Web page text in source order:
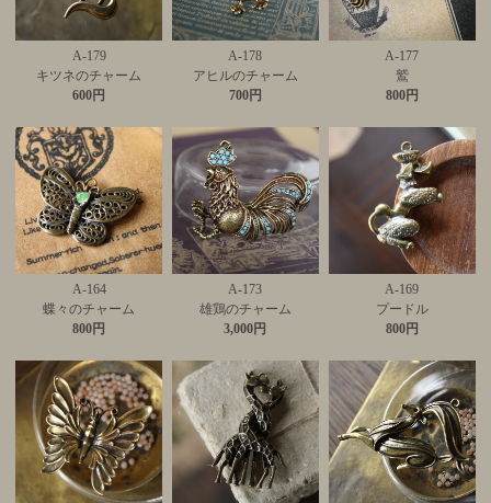
A-179
キツネのチャーム
600円
A-178
アヒルのチャーム
700円
A-177
鷲
800円
A-164
蝶々のチャーム
800円
A-173
雄鶏のチャーム
3,000円
A-169
プードル
800円